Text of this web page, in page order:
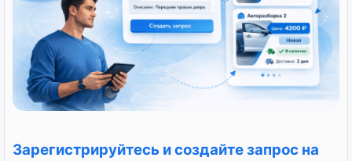
Зарегистрируйтесь и создайте запрос на